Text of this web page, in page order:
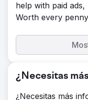
help with paid
Worth every
¿Necesitas
¿Necesitas más